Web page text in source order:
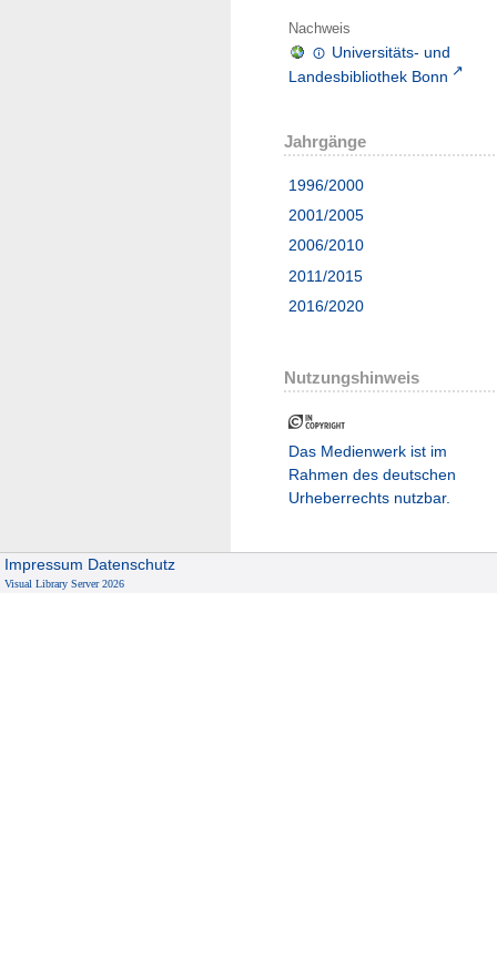
Nachweis
Universitäts- und
Landesbibliothek Bonn
Jahrgänge
1996/2000
2001/2005
2006/2010
2011/2015
2016/2020
Nutzungshinweis
Das Medienwerk ist im
Rahmen des deutschen
Urheberrechts nutzbar.
Impressum Datenschutz
Visual Library Server 2026